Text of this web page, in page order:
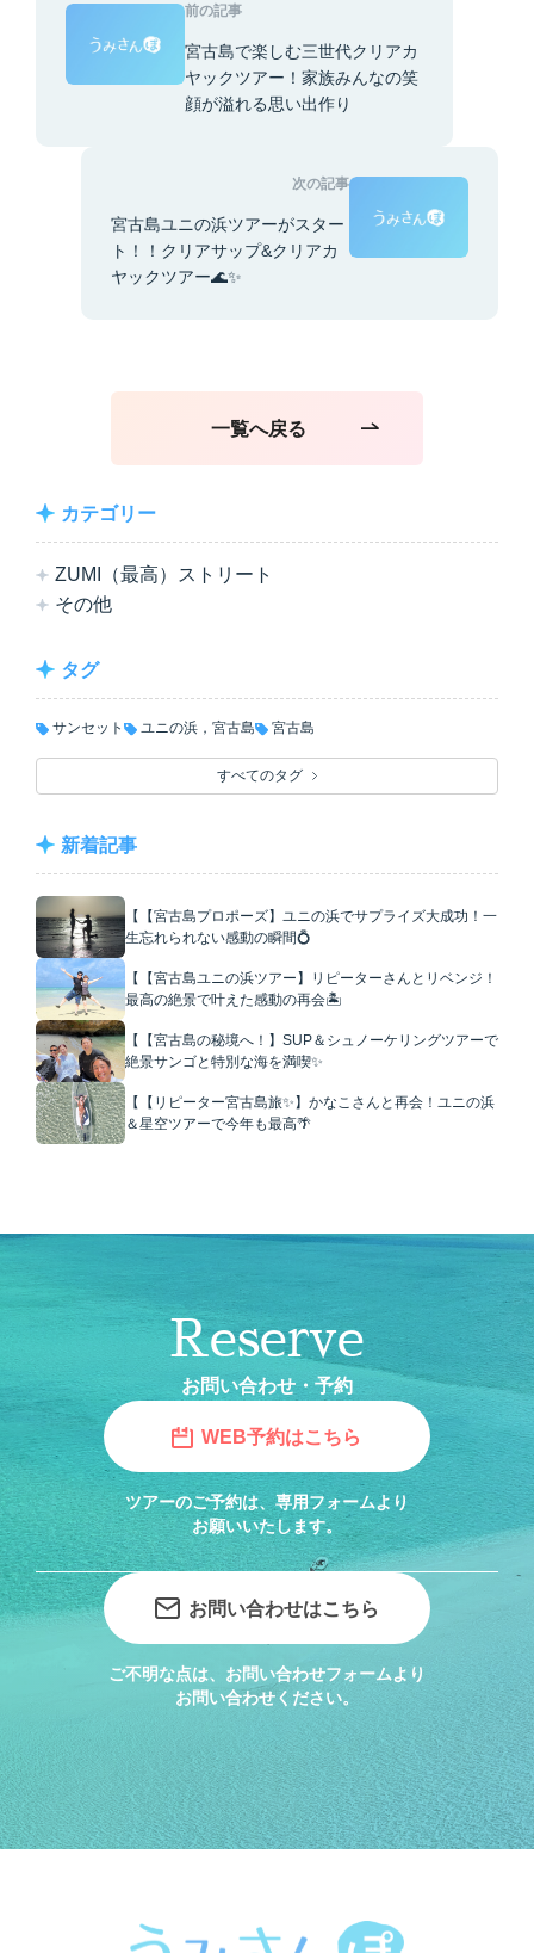
前の記事
宮古島で楽しむ三世代クリアカ
ヤックツアー！家族みんなの笑
顔が溢れる思い出作り
次の記事
宮古島ユニの浜ツアーがスター
ト！！クリアサップ&クリアカ
ヤックツアー🌊✨
一覧へ戻る
カテゴリー
ZUMI（最高）ストリート
その他
タグ
サンセット ユニの浜，宮古島 宮古島
すべてのタグ
新着記事
【【宮古島プロポーズ】ユニの浜でサプライズ大成功！一
生忘れられない感動の瞬間💍
【【宮古島ユニの浜ツアー】リピーターさんとリベンジ！
最高の絶景で叶えた感動の再会🏝️
【【宮古島の秘境へ！】SUP＆シュノーケリングツアーで
絶景サンゴと特別な海を満喫✨
【【リピーター宮古島旅✨】かなこさんと再会！ユニの浜
＆星空ツアーで今年も最高🌴
Reserve
お問い合わせ・予約
WEB予約はこちら
ツアーのご予約は、専用フォームより
お願いいたします。
お問い合わせはこちら
ご不明な点は、お問い合わせフォームより
お問い合わせください。